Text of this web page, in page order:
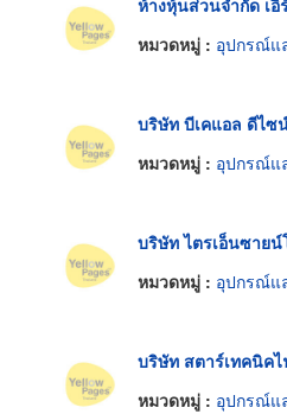
หมวดหมู่ : อุปกรณ์แ
บริษัท บีเคแอล ดีไซ
หมวดหมู่ : อุปกรณ์แ
บริษัท ไตรเอ็นซายน์
หมวดหมู่ : อุปกรณ์แ
บริษัท สตาร์เทคนิคไ
หมวดหมู่ : อุปกรณ์แ